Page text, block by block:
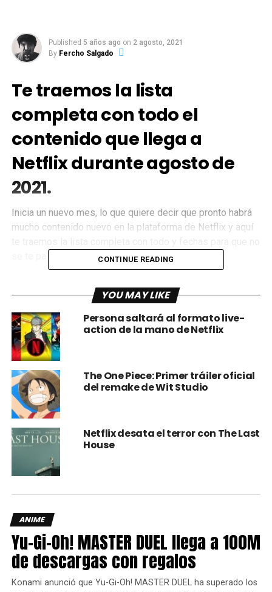
Published 5 años ago on 2 agosto, 2021
By Fercho Salgado
Te traemos la lista
completa con todo el
contenido que llega a
Netflix durante agosto de
2021.
Inicia un nuevo mes, lo que quiere decir que pronto habrá
mucho contenido nuevo en la plataforma de Netflix y aquí
La directora (20/8/2021)
En una prestigiosa universidad, la primera mujer de color
decadencia.
Control Z: Temporada 2 (4/8/2021)
CONTINUE READING
YOU MAY LIKE
Persona saltará al formato live-
action de la mano de Netflix
The One Piece: Primer tráiler oficial
del remake de Wit Studio
Netflix desata el terror con The Last
House
ANIME
Yu-Gi-Oh! MASTER DUEL llega a 100M
de descargas con regalos
Konami anunció que Yu-Gi-Oh! MASTER DUEL ha superado los